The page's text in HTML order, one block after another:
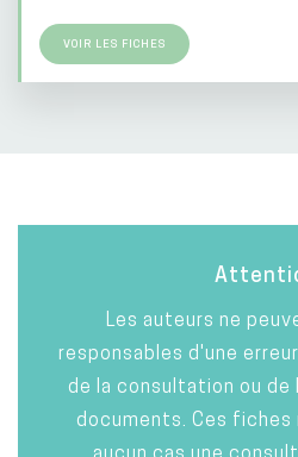
VOIR LES FICHES
Les auteurs ne
responsables d'une
de la consultation ou
documents. Ces fiches
aucun cas une